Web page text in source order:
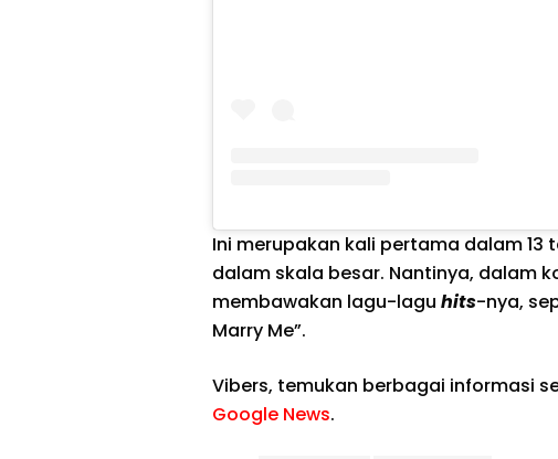
Ini merupakan kali pertama dalam 13
dalam skala besar. Nantinya, dalam
membawakan lagu-lagu hits-nya,
Marry Me”.
Vibers, temukan berbagai informasi
Google News.